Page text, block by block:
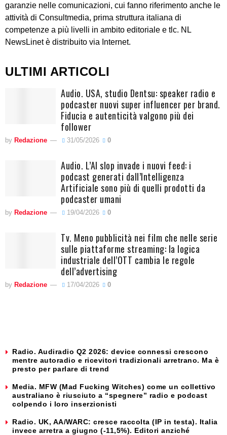
garanzie nelle comunicazioni, cui fanno riferimento anche le
attività di Consultmedia, prima struttura italiana di
competenze a più livelli in ambito editoriale e tlc. NL
NewsLinet è distribuito via Internet.
ULTIMI ARTICOLI
Audio. USA, studio Dentsu: speaker radio e
podcaster nuovi super influencer per brand.
Fiducia e autenticità valgono più dei
follower
by Redazione 31/05/2026 0
Audio. L’AI slop invade i nuovi feed: i
podcast generati dall’Intelligenza
Artificiale sono più di quelli prodotti da
podcaster umani
by Redazione 19/04/2026 0
Tv. Meno pubblicità nei film che nelle serie
sulle piattaforme streaming: la logica
industriale dell’OTT cambia le regole
dell’advertising
by Redazione 17/04/2026 0
Radio. Audiradio Q2 2026: device connessi crescono
mentre autoradio e ricevitori tradizionali arretrano. Ma è
presto per parlare di trend
Media. MFW (Mad Fucking Witches) come un collettivo
australiano è riusciuto a “spegnere” radio e podcast
colpendo i loro inserzionisti
Radio. UK, AA/WARC: cresce raccolta (IP in testa). Italia
invece arretra a giugno (-11,5%). Editori anziché